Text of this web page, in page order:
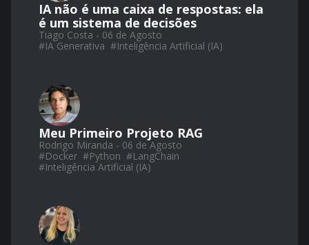
IA não é uma caixa de respostas: ela
é um sistema de decisões
Tiago Costa - 06 de Agosto
#IA Generativa #Inteligência Artificial (IA)
Meu Primeiro Projeto RAG
Rodrigo Miranda - 06 de Agosto
#Docker #Python #LangChain
#Inteligência Artificial (IA)